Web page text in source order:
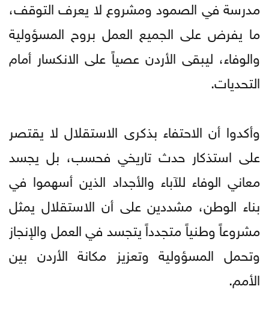
مدرسة في الصمود ومشروع لا يعرف التوقف،
ما يفرض على الجميع العمل بروح المسؤولية
والوفاء، ليبقى الأردن عصياً على الانكسار أمام
التحديات.
وأكدوا أن الاحتفاء بذكرى الاستقلال لا يقتصر
على استذكار حدث تاريخي فحسب، بل يجسد
معاني الوفاء للآباء والأجداد الذين أسهموا في
بناء الوطن، مشددين على أن الاستقلال يمثل
مشروعاً وطنياً متجدداً يتجسد في العمل والإنجاز
وتحمل المسؤولية وتعزيز مكانة الأردن بين
الأمم.